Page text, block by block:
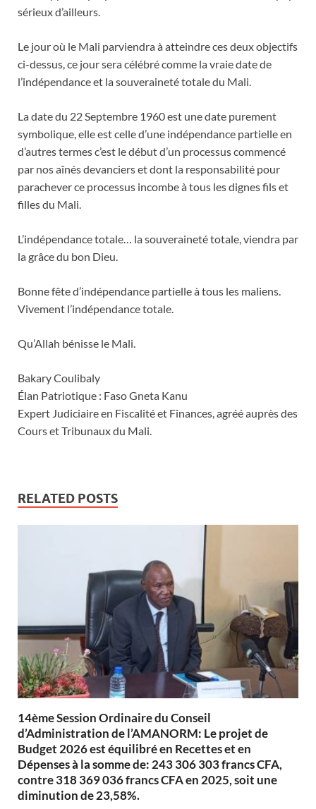
sérieux d’ailleurs.
Le jour où le Mali parviendra à atteindre ces deux objectifs
ci-dessus, ce jour sera célébré comme la vraie date de
l’indépendance et la souveraineté totale du Mali.
La date du 22 Septembre 1960 est une date purement
symbolique, elle est celle d’une indépendance partielle en
d’autres termes c’est le début d’un processus commencé
par nos aînés devanciers et dont la responsabilité pour
parachever ce processus incombe à tous les dignes fils et
filles du Mali.
L’indépendance totale… la souveraineté totale, viendra par
la grâce du bon Dieu.
Bonne fête d’indépendance partielle à tous les maliens.
Vivement l’indépendance totale.
Qu’Allah bénisse le Mali.
Bakary Coulibaly
Élan Patriotique : Faso Gneta Kanu
Expert Judiciaire en Fiscalité et Finances, agréé auprès des
Cours et Tribunaux du Mali.
RELATED POSTS
14ème Session Ordinaire du Conseil
d’Administration de l’AMANORM: Le projet de
Budget 2026 est équilibré en Recettes et en
Dépenses à la somme de: 243 306 303 francs CFA,
contre 318 369 036 francs CFA en 2025, soit une
diminution de 23,58%.